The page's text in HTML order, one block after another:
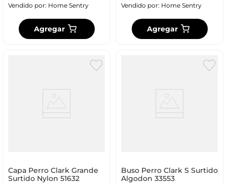
Vendido por: Home Sentry
Agregar
Vendido por: Home Sentry
Agregar
Capa Perro Clark Grande
Surtido Nylon 51632
Buso Perro Clark S Surtido
Algodon 33553